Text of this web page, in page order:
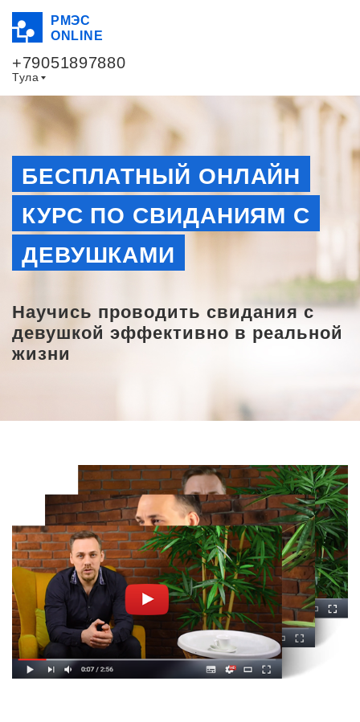
РМЭС
ONLINE
+79051897880
Тула
БЕСПЛАТНЫЙ ОНЛАЙН
КУРС ПО СВИДАНИЯМ С
ДЕВУШКАМИ
Научись проводить свидания с
девушкой эффективно в реальной
жизни